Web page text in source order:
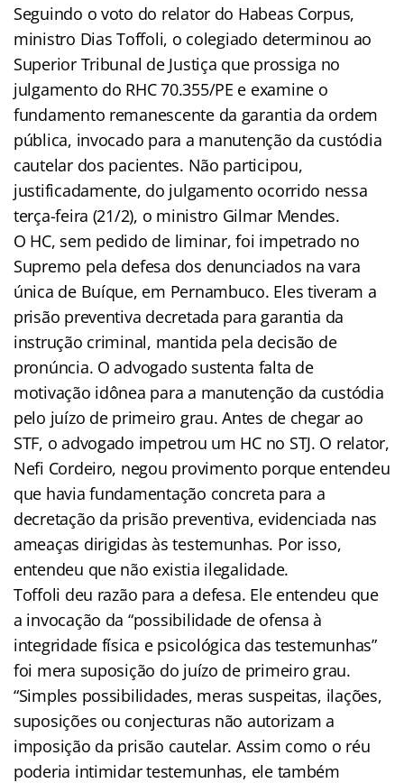
Seguindo o voto do relator do Habeas Corpus,
ministro Dias Toffoli, o colegiado determinou ao
Superior Tribunal de Justiça que prossiga no
julgamento do RHC 70.355/PE e examine o
fundamento remanescente da garantia da ordem
pública, invocado para a manutenção da custódia
cautelar dos pacientes. Não participou,
justificadamente, do julgamento ocorrido nessa
terça-feira (21/2), o ministro Gilmar Mendes.
O HC, sem pedido de liminar, foi impetrado no
Supremo pela defesa dos denunciados na vara
única de Buíque, em Pernambuco. Eles tiveram a
prisão preventiva decretada para garantia da
instrução criminal, mantida pela decisão de
pronúncia. O advogado sustenta falta de
motivação idônea para a manutenção da custódia
pelo juízo de primeiro grau. Antes de chegar ao
STF, o advogado impetrou um HC no STJ. O relator,
Nefi Cordeiro, negou provimento porque entendeu
que havia fundamentação concreta para a
decretação da prisão preventiva, evidenciada nas
ameaças dirigidas às testemunhas. Por isso,
entendeu que não existia ilegalidade.
Toffoli deu razão para a defesa. Ele entendeu que
a invocação da “possibilidade de ofensa à
integridade física e psicológica das testemunhas”
foi mera suposição do juízo de primeiro grau.
“Simples possibilidades, meras suspeitas, ilações,
suposições ou conjecturas não autorizam a
imposição da prisão cautelar. Assim como o réu
poderia intimidar testemunhas, ele também